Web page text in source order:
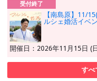
受付終了
【南島原】11/
ルシェ婚活イベ
開催日：2026年11月15日 (
すべ